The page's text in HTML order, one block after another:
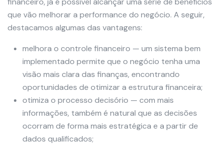
que vão melhorar a performance do negócio. A seguir,
destacamos algumas das vantagens:
melhora o controle financeiro — um sistema bem
implementado permite que o negócio tenha uma
visão mais clara das finanças, encontrando
oportunidades de otimizar a estrutura financeira;
otimiza o processo decisório — com mais
informações, também é natural que as decisões
ocorram de forma mais estratégica e a partir de
dados qualificados;